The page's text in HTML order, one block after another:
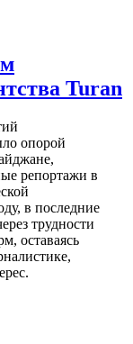
Turan
опорой
репортажи в
в последние
трудности
оставаясь